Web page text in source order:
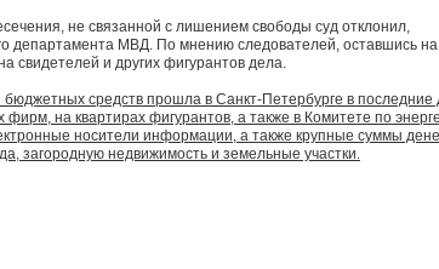
не связанной с лишением свободы суд отклонил,
департамента МВД. По мнению следователей, оставшись на
свидетелей и других фигурантов дела.
средств прошла в Санкт-Петербурге в последние
на квартирах фигурантов, а также в Комитете по
носители информации, а также крупные суммы
загородную недвижимость и земельные участки.